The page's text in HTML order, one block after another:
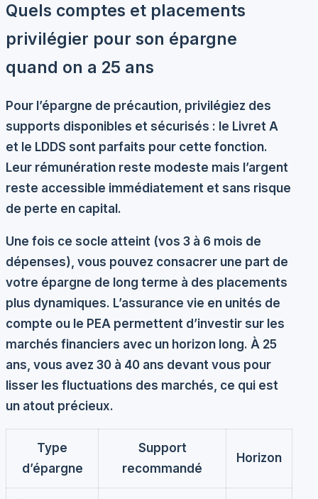
Quels comptes et placements
privilégier pour son épargne
quand on a 25 ans
Pour l’épargne de précaution, privilégiez des
supports disponibles et sécurisés : le Livret A
et le LDDS sont parfaits pour cette fonction.
Leur rémunération reste modeste mais l’argent
reste accessible immédiatement et sans risque
de perte en capital.
Une fois ce socle atteint (vos 3 à 6 mois de
dépenses), vous pouvez consacrer une part de
votre épargne de long terme à des placements
plus dynamiques. L’assurance vie en unités de
compte ou le PEA permettent d’investir sur les
marchés financiers avec un horizon long. À 25
ans, vous avez 30 à 40 ans devant vous pour
lisser les fluctuations des marchés, ce qui est
un atout précieux.
Type
d’épargne
Support
recommandé
Horizon